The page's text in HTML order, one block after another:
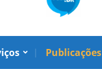
Publicações